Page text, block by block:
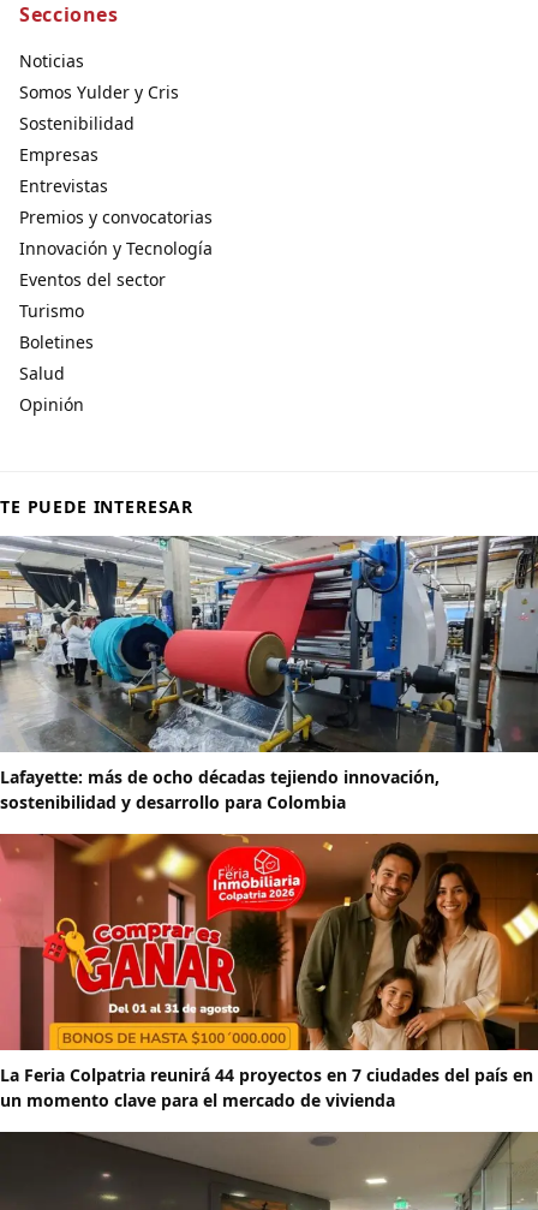
Secciones
Noticias
Somos Yulder y Cris
Sostenibilidad
Empresas
Entrevistas
Premios y convocatorias
Innovación y Tecnología
Eventos del sector
Turismo
Boletines
Salud
Opinión
TE PUEDE INTERESAR
Lafayette: más de ocho décadas tejiendo innovación,
sostenibilidad y desarrollo para Colombia
La Feria Colpatria reunirá 44 proyectos en 7 ciudades del país en
un momento clave para el mercado de vivienda